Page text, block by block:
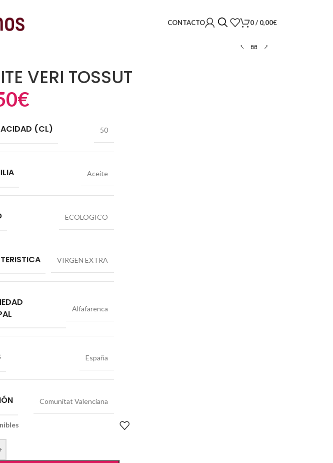
CONTACTO 0/ 0,00€
VERI TOSSUT
€
(CL) 50
Aceite
ECOLOGICO
VIRGEN EXTRA
Alfafarenca
España
Comunitat Valenciana